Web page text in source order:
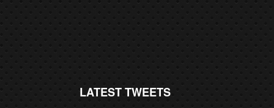
LATEST TWEETS